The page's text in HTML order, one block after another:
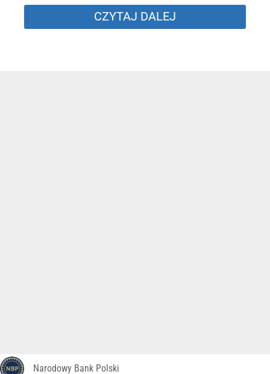
CZYTAJ DALEJ
Narodowy Bank Polski